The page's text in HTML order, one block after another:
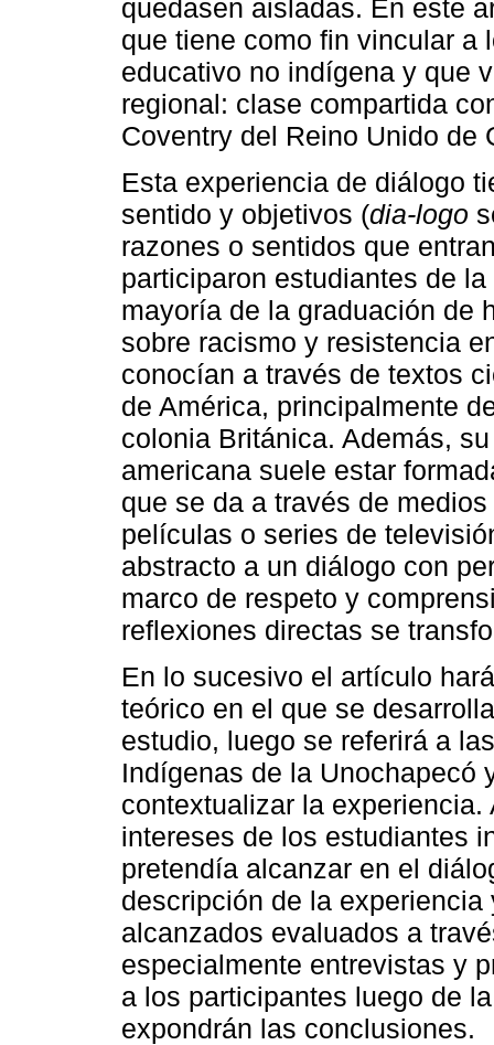
quedasen aisladas. En este
que tiene como fin vincular a
educativo no indígena y que
regional: clase compartida
Coventry del Reino Unido de
Esta experiencia de diálogo
sentido y objetivos (dia-logo
razones o sentidos que
participaron estudiantes de
mayoría de la graduación de
sobre racismo y resistencia
conocían a través de textos
de América, principalmente
colonia Británica. Además,
americana suele estar
que se da a través de
películas o series de
abstracto a un diálogo con
marco de respeto y
reflexiones directas se
En lo sucesivo el artículo
teórico en el que se
estudio, luego se referirá a
Indígenas de la Unochapecó
contextualizar la
intereses de los estudiantes
pretendía alcanzar en el
descripción de la
alcanzados evaluados a
especialmente entrevistas y
a los participantes luego de
expondrán las conclusiones.